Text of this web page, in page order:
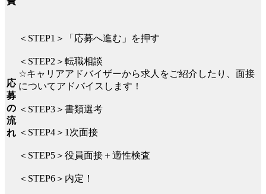
応
募
の
流
れ
＜STEP1＞「応募へ進む」を押す
＜STEP2＞転職相談
☆キャリアアドバイザーから求人をご紹介したり、面接
についてアドバイスします！
＜STEP3＞書類選考
＜STEP4＞1次面接
＜STEP5＞役員面接＋適性検査
＜STEP6＞内定！